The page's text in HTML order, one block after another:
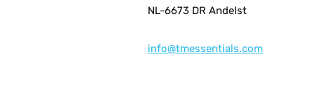
NL-6673 DR Andelst
info@tmessentials.com